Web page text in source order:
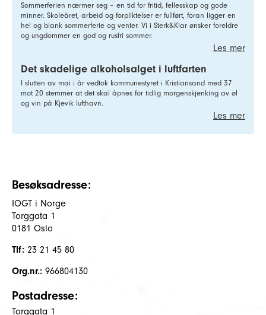
Sommerferien nærmer seg – en tid for fritid, fellesskap og gode
minner. Skoleåret, arbeid og forpliktelser er fullført, foran ligger en
hel og blank sommerferie og venter. Vi i Sterk&Klar ønsker foreldre
og ungdommer en god og rusfri sommer.
Les mer
Det skadelige alkoholsalget i luftfarten
I slutten av mai i år vedtok kommunestyret i Kristiansand med 37
mot 20 stemmer at det skal åpnes for tidlig morgenskjenking av øl
og vin på Kjevik lufthavn.
Les mer
Besøksadresse:
IOGT i Norge
Torggata 1
0181 Oslo
Tlf: 23 21 45 80
Org.nr.: 966804130
Postadresse:
Torggata 1